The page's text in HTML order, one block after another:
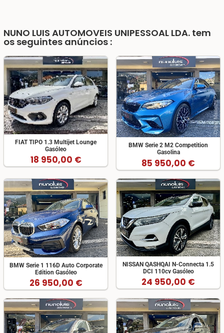
NUNO LUIS AUTOMOVEIS UNIPESSOAL LDA. tem
os seguintes anúncios :
FIAT TIPO 1.3 Multijet Lounge
Gasóleo
18 950,00 €
BMW Serie 2 M2 Competition
Gasolina
85 950,00 €
BMW Serie 1 116D Auto Corporate
Edition Gasóleo
26 950,00 €
NISSAN QASHQAI N-Connecta 1.5
DCI 110cv Gasóleo
24 950,00 €